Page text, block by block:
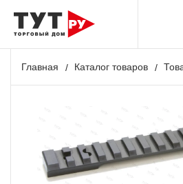
Главная Каталог товаров